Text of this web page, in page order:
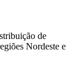
de
Nordeste e